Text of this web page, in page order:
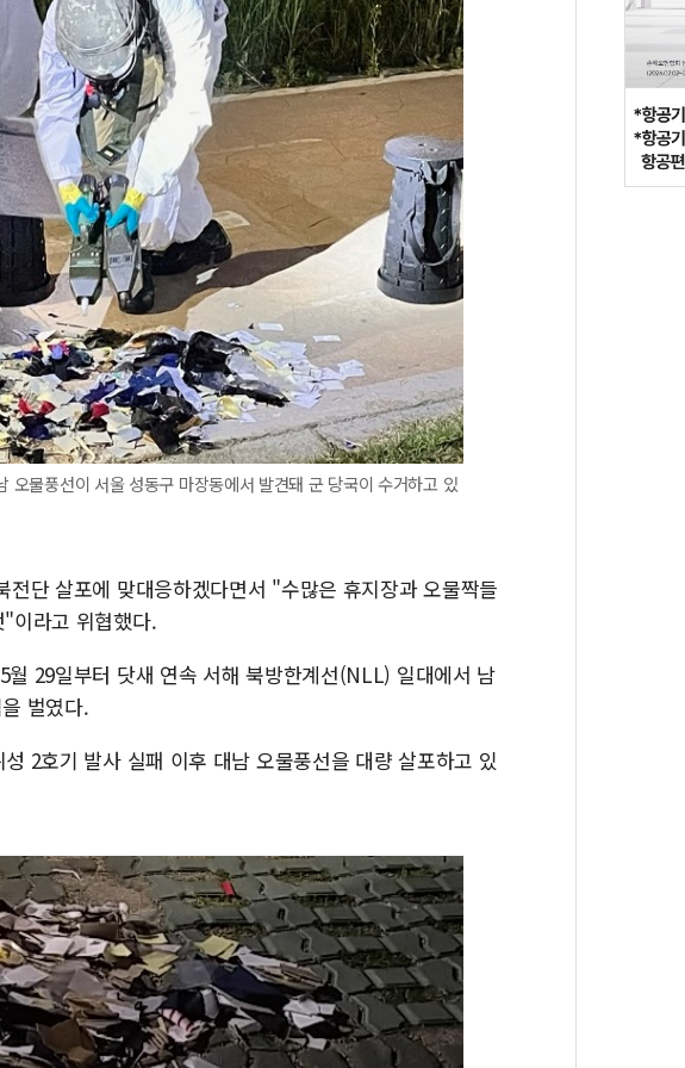
물풍선이 서울 성동구 마장동에서 발견돼 군 당국이 수거하고 있
단 살포에 맞대응하겠다면서 "수많은 휴지장과 오물짝들
이라고 위협했다.
29일부터 닷새 연속 서해 북방한계선(NLL) 일대에서 남
벌였다.
2호기 발사 실패 이후 대남 오물풍선을 대량 살포하고 있